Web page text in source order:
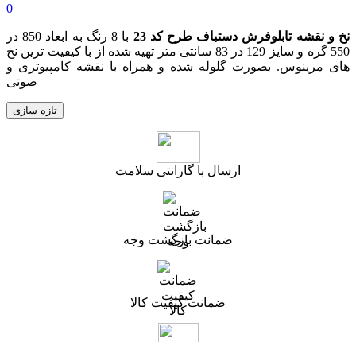
0
نخ و نقشه تابلوفرش دستباف طرح کد 23
با 8 رنگ به ابعاد 850 در
550 گره و سایز 129 در 83 سانتی متر تهیه شده از با کیفیت ترین نخ
های مرینوس. بصورت گلوله شده و همراه با نقشه کامپیوتری و
صوتی
ارسال با گارانتی سلامت
ضمانت بازگشت وجه
ضمانت کیفیت کالا